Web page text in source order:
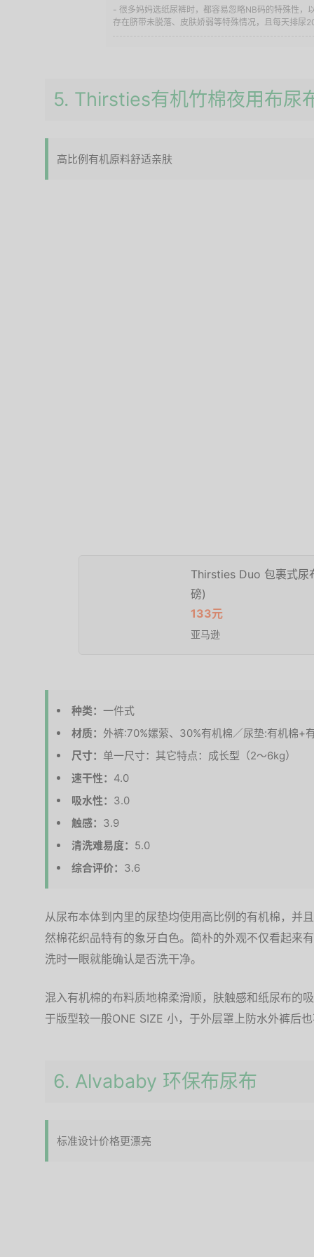
- 很多妈妈选纸尿裤时，都容易忽略NB码的特殊性，
存在脐带未脱落、皮肤娇弱等特殊情况，且每天排尿
5. Thirsties有机竹棉夜用布尿
高比例有机原料舒适亲肤
Thirsties Duo 包裹式尿
磅)
133元
亚马逊
种类： 一件式
材质： 外裤:70%嫘萦、30%有机棉／尿垫:有机棉+
尺寸： 单一尺寸：其它特点：成长型（2～6kg）
速干性： 4.0
吸水性： 3.0
触感： 3.9
清洗难易度： 5.0
综合评价： 3.6
从尿布本体到内里的尿垫均使用高比例的有机棉，并
然棉花织品特有的象牙白色。简朴的外观不仅看起来
洗时一眼就能确认是否洗干净。
混入有机棉的布料质地棉柔滑顺，肤触感和纸尿布的
于版型较一般ONE SIZE 小，于外层罩上防水外裤后
6. Alvababy 环保布尿布
标准设计价格更漂亮